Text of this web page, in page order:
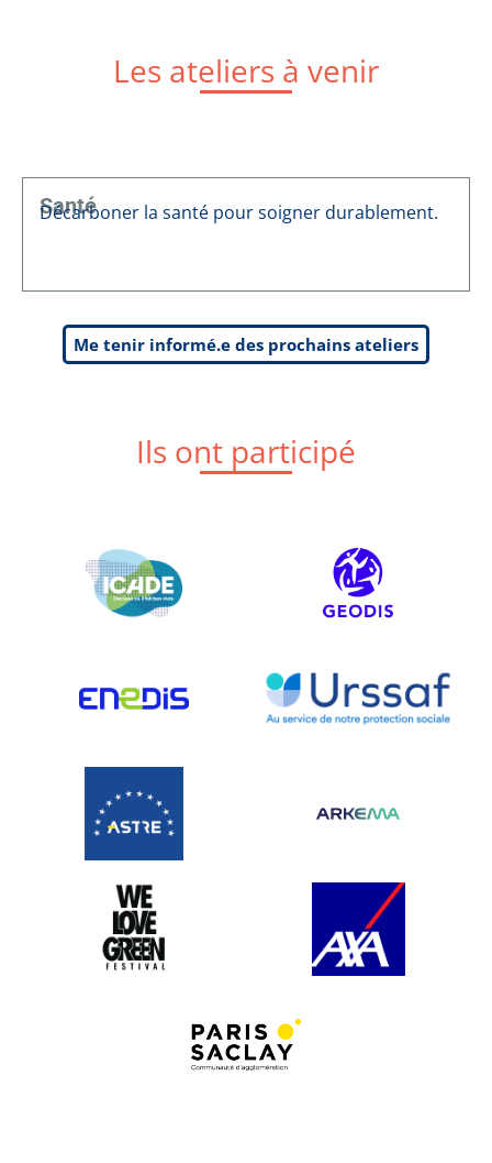
Les ateliers à venir
Santé
Décarboner la santé pour soigner durablement.
Me tenir informé.e des prochains ateliers
Ils ont participé